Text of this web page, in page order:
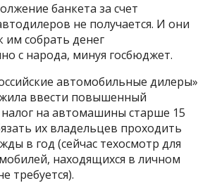
банкета за счет
не получается. И они
им собрать денег
с народа, минуя госбюджет.
автомобильные дилеры»
ввести повышенный
на автомашины старше 15
их владельцев проходить
в год (сейчас техосмотр для
находящихся в личном
требуется).